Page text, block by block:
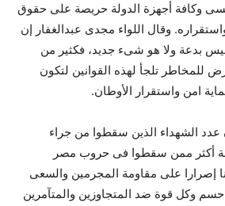
وكافة أجهزة الدولة حريصة على حقوق
وقال اللواء مجدى عبدالغفار إن
بدعة ولا هو شىء جديد، فكثير من
للمخاطر تلجأ لهذه القوانين لتكون
امن واستقرار الأوطان.
عدد الشهداء الذين سقطوا من جراء
أكثر ممن سقطوا فى حروب مصر
إصرارا على مقاومة المجرمين والسعى
وكل قوة ضد المتجاوزين والمتآمرين